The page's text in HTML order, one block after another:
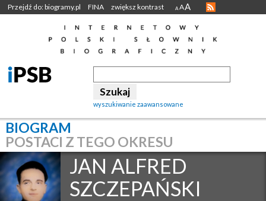
Przejdź do: biogramy.pl FINA zwiększ kontrast A AA
wyszukiwanie zaawansowane
BIOGRAM
POSTACI Z TEGO OKRESU
JAN ALFRED
SZCZEPAŃSKI